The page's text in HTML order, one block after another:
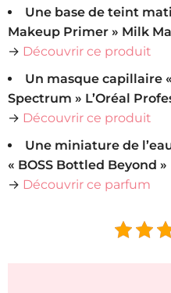
Une base de teint
Makeup Primer » Milk
→ Découvrir ce produit
Un masque capillaire
Spectrum » L’Oréal
→ Découvrir ce produit
Une miniature de
« BOSS Bottled Beyond »
→ Découvrir ce parfum